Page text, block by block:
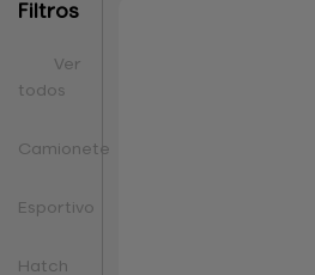
Filtros
Ver
todos
Camionete
Esportivo
Hatch